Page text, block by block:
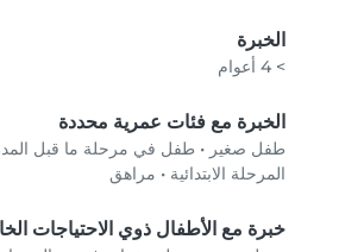
الخبرة
> 4 أعوام
الخبرة مع فئات عمرية محددة
طفل صغير • طفل في مرحلة ما قبل
المرحلة الابتدائية • مراهق
خبرة مع الأطفال ذوي الاحتياجات